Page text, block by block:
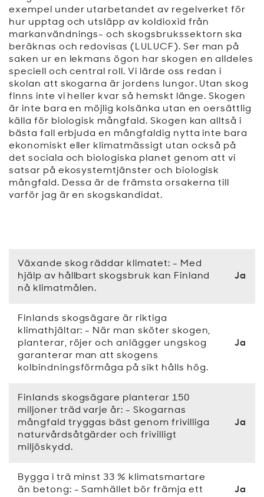
exempel under utarbetandet av regelverket för
hur upptag och utsläpp av koldioxid från
markanvändnings- och skogsbrukssektorn ska
beräknas och redovisas (LULUCF). Ser man på
saken ur en lekmans ögon har skogen en alldeles
speciell och central roll. Vi lärde oss redan i
skolan att skogarna är jordens lungor. Utan skog
finns inte vi heller kvar så hemskt länge. Skogen
är inte bara en möjlig kolsänka utan en oersättlig
källa för biologisk mångfald. Skogen kan alltså i
bästa fall erbjuda en mångfaldig nytta inte bara
ekonomiskt eller klimatmässigt utan också på
det sociala och biologiska planet genom att vi
satsar på ekosystemtjänster och biologisk
mångfald. Dessa är de främsta orsakerna till
varför jag är en skogskandidat.
Växande skog räddar klimatet: - Med
hjälp av hållbart skogsbruk kan Finland
nå klimatmålen.
Ja
Finlands skogsägare är riktiga
klimathjältar: - När man sköter skogen,
planterar, röjer och anlägger ungskog
garanterar man att skogens
kolbindningsförmåga på sikt hålls hög.
Ja
Finlands skogsägare planterar 150
miljoner träd varje år: - Skogarnas
mångfald tryggas bäst genom frivilliga
naturvårdsåtgärder och frivilligt
miljöskydd.
Ja
Bygga i trä minst 33 % klimatsmartare
än betong: - Samhället bör främja ett
Ja